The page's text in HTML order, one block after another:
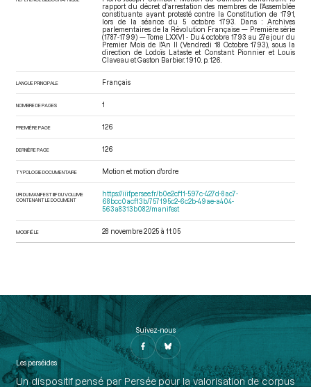
rapport du décret d'arrestation des membres de l'Assemblée
constituante ayant protesté contre la Constitution de 1791,
lors de la séance du 5 octobre 1793. Dans : Archives
parlementaires de la Révolution Française — Première série
(1787-1799) — Tome LXXVI - Du 4 octobre 1793 au 27e jour du
Premier Mois de l'An II (Vendredi 18 Octobre 1793) , sous la
direction de Lodoïs Lataste et Constant Pionnier et Louis
Claveau et Gaston Barbier. 1910. p. 126.
LANGUE PRINCIPALE Français
NOMBRE DE PAGES 1
PREMIÈRE PAGE 126
DERNIÈRE PAGE 126
TYPOLOGIE DOCUMENTAIRE Motion et motion d'ordre
URI DU MANIFEST IIIF DU VOLUME
CONTENANT LE DOCUMENT
https://iiif.persee.fr/b0e2cf11-597c-427d-8ac7-
68bcc0acf13b/757195c2-6c2b-49ae-a404-
563a8313b082/manifest
MODIFIÉ LE 28 novembre 2025 à 11:05
Suivez-nous
Les perséides
Un dispositif pensé par Persée pour la valorisation de corpus